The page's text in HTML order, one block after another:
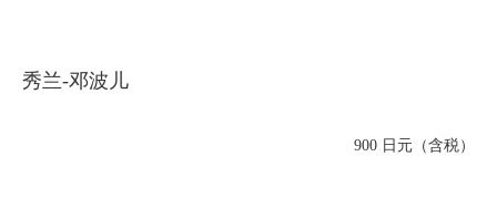
秀兰-邓波儿
900 日元（含税）